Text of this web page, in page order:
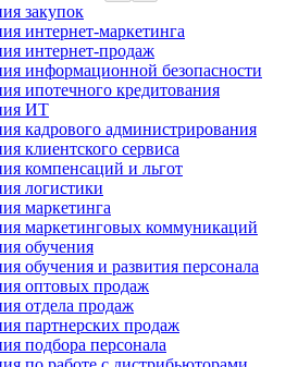
закупок
интернет-маркетинга
интернет-продаж
информационной безопасности
ипотечного кредитования
ИТ
кадрового администрирования
клиентского сервиса
компенсаций и льгот
логистики
маркетинга
маркетинговых коммуникаций
обучения
обучения и развития персонала
оптовых продаж
отдела продаж
партнерских продаж
подбора персонала